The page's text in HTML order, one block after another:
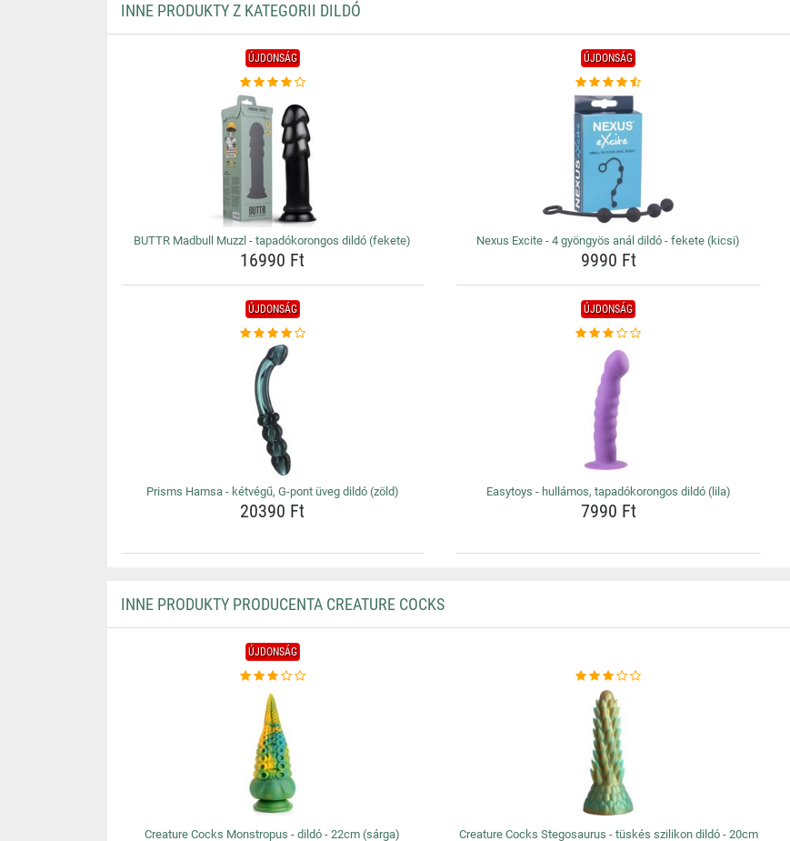
INNE PRODUKTY Z KATEGORII DILDÓ
ÚJDONSÁG
BUTTR Madbull Muzzl - tapadókorongos dildó (fekete)
16990 Ft
ÚJDONSÁG
Nexus Excite - 4 gyöngyös anál dildó - fekete (kicsi)
9990 Ft
ÚJDONSÁG
Prisms Hamsa - kétvégű, G-pont üveg dildó (zöld)
20390 Ft
ÚJDONSÁG
Easytoys - hullámos, tapadókorongos dildó (lila)
7990 Ft
INNE PRODUKTY PRODUCENTA CREATURE COCKS
ÚJDONSÁG
Creature Cocks Monstropus - dildó - 22cm (sárga) Creature Cocks Stegosaurus - tüskés szilikon dildó - 20cm